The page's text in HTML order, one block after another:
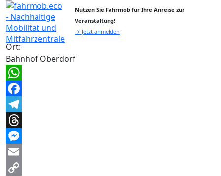
Nutzen Sie Fahrmob für Ihre Anreise zur
Veranstaltung!
→ Jetzt anmelden
Ort:
Bahnhof Oberdorf
WhatsApp
Facebook
Telegram
Threads
Messenger
Email